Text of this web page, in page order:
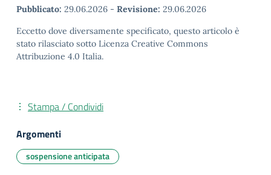
Pubblicato: 29.06.2026 - Revisione: 29.06.2026
Eccetto dove diversamente specificato, questo articolo è
stato rilasciato sotto Licenza Creative Commons
Attribuzione 4.0 Italia.
Stampa / Condividi
Argomenti
sospensione anticipata